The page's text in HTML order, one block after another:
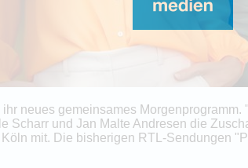
neues gemeinsames
Scharr und Jan Malte Andresen die
mit. Die bisherigen RTL-Sendungen